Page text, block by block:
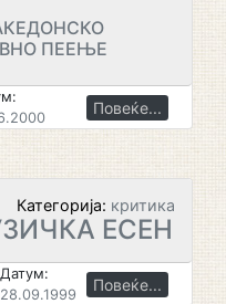
ПЕЕЊЕ
Повеќе...
Категорија: критика
ЕСЕН
Датум:
28.09.1999
Повеќе...